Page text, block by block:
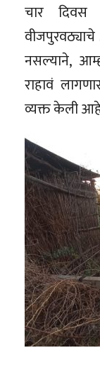
चार
नसल्याने,
राहावं
व्यक्त केली